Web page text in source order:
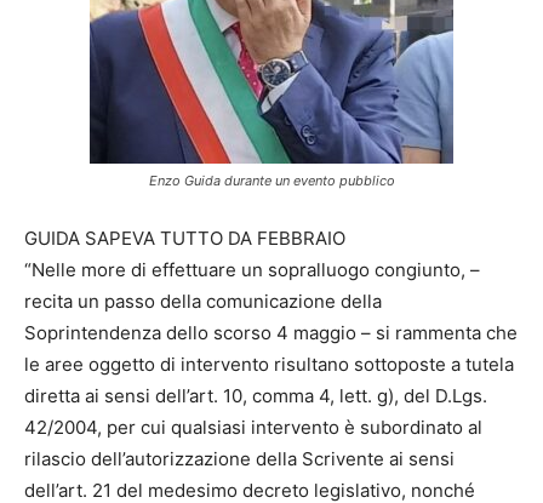
Enzo Guida durante un evento pubblico
GUIDA SAPEVA TUTTO DA FEBBRAIO
“Nelle more di effettuare un sopralluogo congiunto, –
recita un passo della comunicazione della
Soprintendenza dello scorso 4 maggio – si rammenta che
le aree oggetto di intervento risultano sottoposte a tutela
diretta ai sensi dell’art. 10, comma 4, lett. g), del D.Lgs.
42/2004, per cui qualsiasi intervento è subordinato al
rilascio dell’autorizzazione della Scrivente ai sensi
dell’art. 21 del medesimo decreto legislativo, nonché